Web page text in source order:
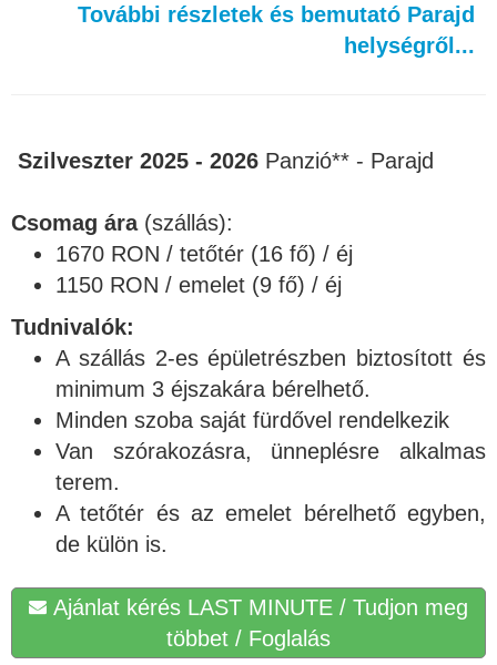
További részletek és bemutató Parajd
helységről...
Szilveszter 2025 - 2026 Panzió** - Parajd
Csomag ára(szállás):
1670 RON / tetőtér (16 fő) / éj
1150 RON / emelet (9 fő) / éj
Tudnivalók:
A szállás 2-es épületrészben biztosított és
minimum 3 éjszakára bérelhető.
​​​Minden szoba saját fürdővel rendelkezik
Van szórakozásra, ünneplésre alkalmas
terem.
A tetőtér és az emelet bérelhető egyben,
de külön is.
Ajánlat kérés LAST MINUTE / Tudjon meg
többet / Foglalás